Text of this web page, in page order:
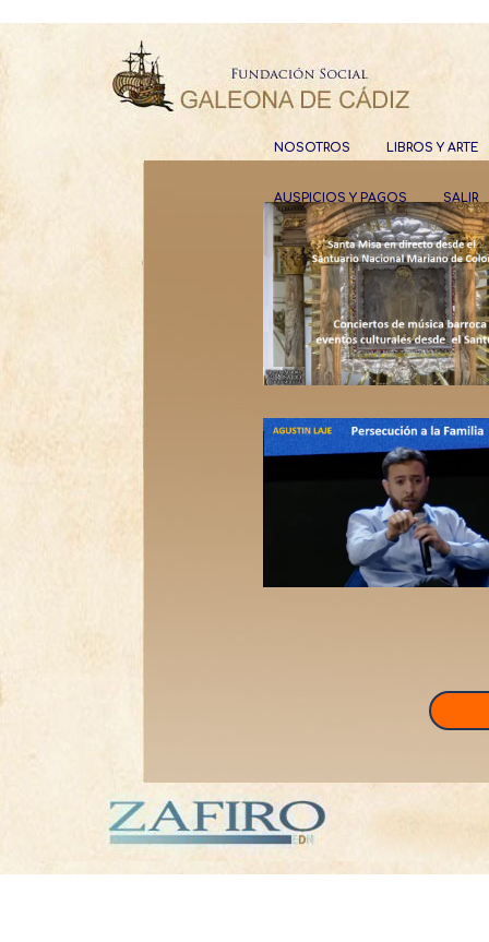
NOSOTROS LIBROS Y ARTE
AUSPICIOS Y PAGOS SALIR